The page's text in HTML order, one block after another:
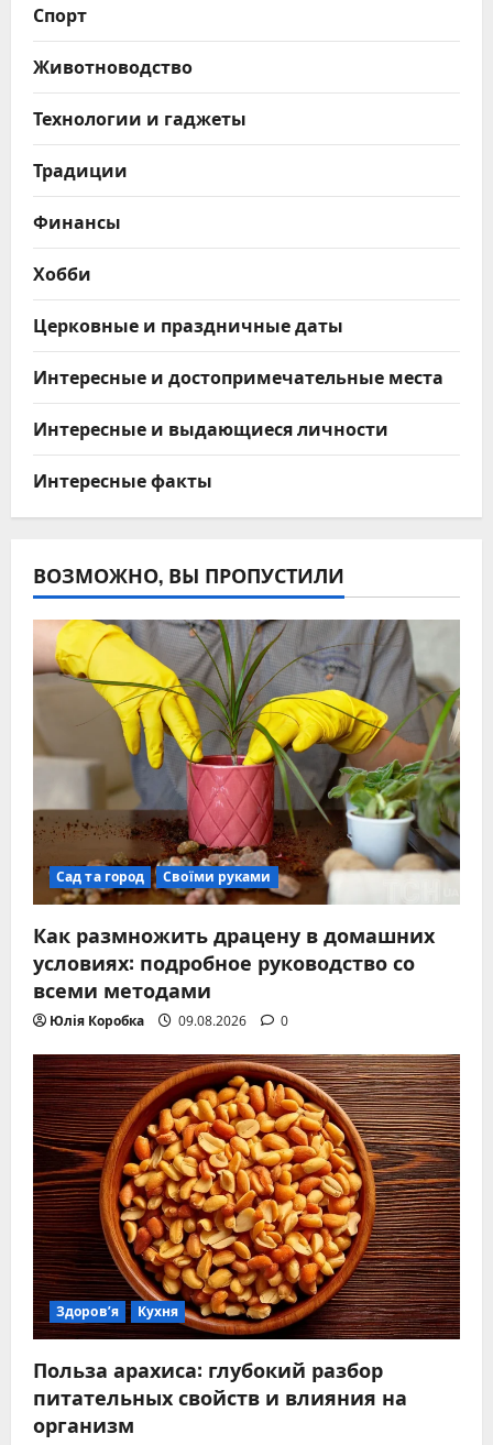
Спорт
Животноводство
Технологии и гаджеты
Традиции
Финансы
Хобби
Церковные и праздничные даты
Интересные и достопримечательные места
Интересные и выдающиеся личности
Интересные факты
ВОЗМОЖНО, ВЫ ПРОПУСТИЛИ
Сад та город Своїми руками
Как размножить драцену в домашних
условиях: подробное руководство со
всеми методами
Юлія Коробка 09.08.2026 0
Здоров’я Кухня
Польза арахиса: глубокий разбор
питательных свойств и влияния на
организм